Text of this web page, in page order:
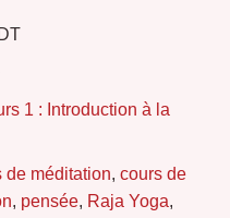
1 : Introduction à la
de méditation, cours de
, pensée, Raja Yoga,